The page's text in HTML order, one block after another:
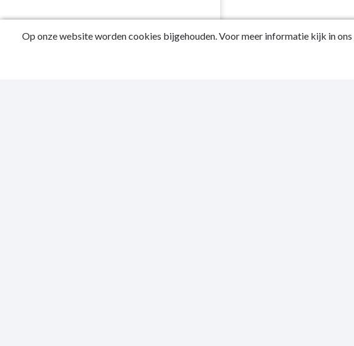
Op onze website worden cookies bijgehouden. Voor meer informatie kijk in ons